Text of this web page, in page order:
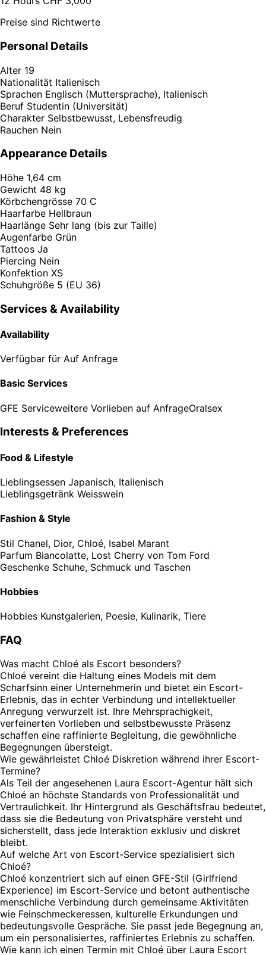
Preise sind Richtwerte
Personal Details
Alter 19
Nationalität Italienisch
Sprachen Englisch (Muttersprache), Italienisch
Beruf Studentin (Universität)
Charakter Selbstbewusst, Lebensfreudig
Rauchen Nein
Appearance Details
Höhe 1,64 cm
Gewicht 48 kg
Körbchengrösse 70 C
Haarfarbe Hellbraun
Haarlänge Sehr lang (bis zur Taille)
Augenfarbe Grün
Tattoos Ja
Piercing Nein
Konfektion XS
Schuhgröße 5 (EU 36)
Services & Availability
Availability
Verfügbar für Auf Anfrage
Basic Services
GFE Serviceweitere Vorlieben auf AnfrageOralsex
Interests & Preferences
Food & Lifestyle
Lieblingsessen Japanisch, Italienisch
Lieblingsgetränk Weisswein
Fashion & Style
Stil Chanel, Dior, Chloé, Isabel Marant
Parfum Biancolatte, Lost Cherry von Tom Ford
Geschenke Schuhe, Schmuck und Taschen
Hobbies
Hobbies Kunstgalerien, Poesie, Kulinarik, Tiere
FAQ
Was macht Chloé als Escort besonders?
Chloé vereint die Haltung eines Models mit dem
Scharfsinn einer Unternehmerin und bietet ein Escort-
Erlebnis, das in echter Verbindung und intellektueller
Anregung verwurzelt ist. Ihre Mehrsprachigkeit,
verfeinerten Vorlieben und selbstbewusste Präsenz
schaffen eine raffinierte Begleitung, die gewöhnliche
Begegnungen übersteigt.
Wie gewährleistet Chloé Diskretion während ihrer Escort-
Termine?
Als Teil der angesehenen Laura Escort-Agentur hält sich
Chloé an höchste Standards von Professionalität und
Vertraulichkeit. Ihr Hintergrund als Geschäftsfrau bedeutet,
dass sie die Bedeutung von Privatsphäre versteht und
sicherstellt, dass jede Interaktion exklusiv und diskret
bleibt.
Auf welche Art von Escort-Service spezialisiert sich
Chloé?
Chloé konzentriert sich auf einen GFE-Stil (Girlfriend
Experience) im Escort-Service und betont authentische
menschliche Verbindung durch gemeinsame Aktivitäten
wie Feinschmeckeressen, kulturelle Erkundungen und
bedeutungsvolle Gespräche. Sie passt jede Begegnung an,
um ein personalisiertes, raffiniertes Erlebnis zu schaffen.
Wie kann ich einen Termin mit Chloé über Laura Escort